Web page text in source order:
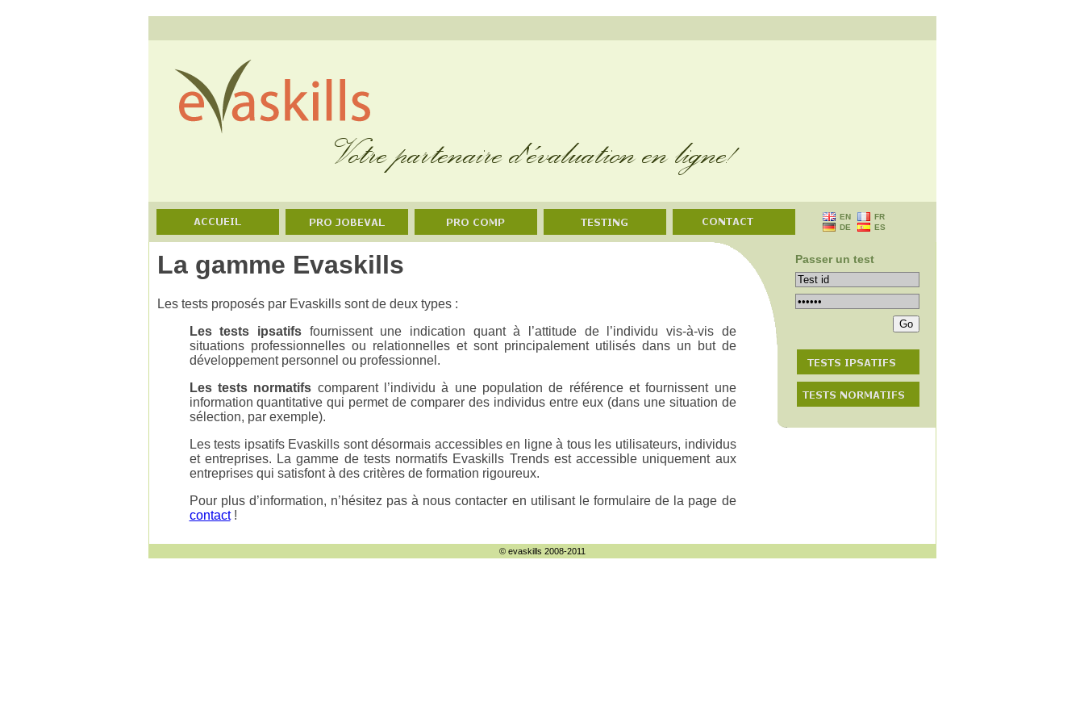
EN
FR
DE
ES
Passer un test
La gamme Evaskills
Les tests proposés par Evaskills sont de deux types :
Les tests ipsatifsfournissent une indication quant à l’attitude de l’individu vis-à-vis de
situations professionnelles ou relationnelles et sont principalement utilisés dans un but de
développement personnel ou professionnel.
Les tests normatifs comparent l’individu à une population de référence et fournissent une
information quantitative qui permet de comparer des individus entre eux (dans une situation de
sélection, par exemple).
Les tests ipsatifs Evaskills sont désormais accessibles en ligne à tous les utilisateurs, individus
et entreprises. La gamme de tests normatifs Evaskills Trends est accessible uniquement aux
entreprises qui satisfont à des critères de formation rigoureux.
Pour plus d’information, n’hésitez pas à nous contacter en utilisant le formulaire de la page de
contact!
© evaskills 2008-2011